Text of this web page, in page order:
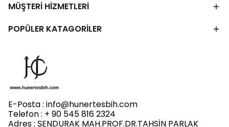
MÜŞTERİ HİZMETLERİ
POPÜLER KATAGORİLER
E-Posta : info@hunertesbih.com
Telefon : + 90 545 816 2324
Adres : ŞENDURAK MAH.PROF.DR.TAHSİN PARLAK